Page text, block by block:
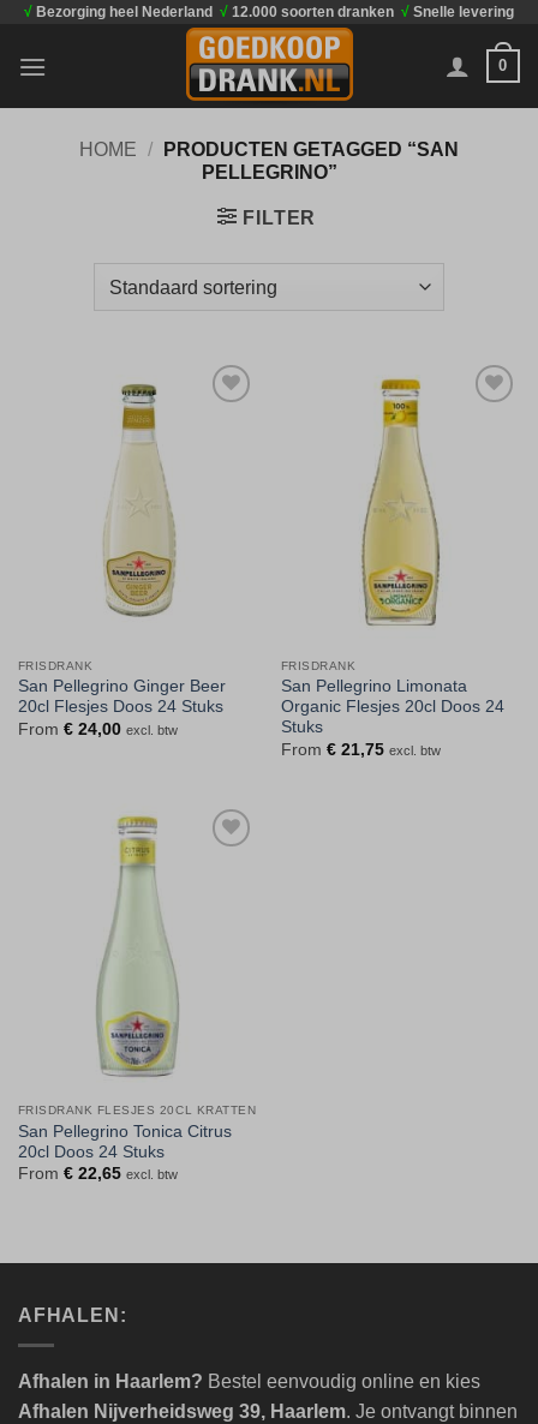
inhoud
√ Bezorging heel Nederland √ 12.000 soorten dranken √ Snelle levering
0
HOME /
PRODUCTEN GETAGGED “SAN
PELLEGRINO”
FILTER
FRISDRANK
San Pellegrino Ginger Beer
20cl Flesjes Doos 24 Stuks
From €24,00 excl. btw
FRISDRANK
San Pellegrino Limonata
Organic Flesjes 20cl Doos 24
Stuks
From €21,75 excl. btw
FRISDRANK FLESJES 20CL KRATTEN
San Pellegrino Tonica Citrus
20cl Doos 24 Stuks
From €22,65 excl. btw
AFHALEN:
Afhalen in Haarlem? Bestel eenvoudig online en kies
Afhalen Nijverheidsweg 39, Haarlem. Je ontvangt binnen